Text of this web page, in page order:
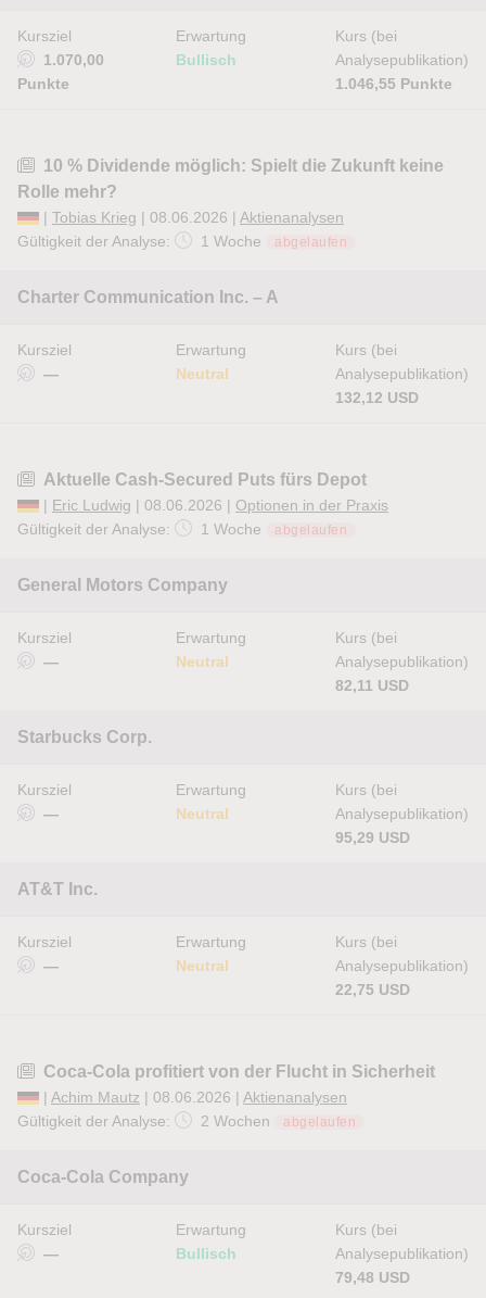
Kursziel
1.070,00
Punkte
Erwartung
Bullisch
Kurs (bei
Analysepublikation)
1.046,55 Punkte
10 % Dividende möglich: Spielt die Zukunft keine
Rolle mehr?
| Tobias Krieg | 08.06.2026 | Aktienanalysen
Gültigkeit der Analyse:
1 Woche abgelaufen
Charter Communication Inc. – A
Kursziel
—
Erwartung
Neutral
Kurs (bei
Analysepublikation)
132,12 USD
Aktuelle Cash-Secured Puts fürs Depot
| Eric Ludwig | 08.06.2026 | Optionen in der Praxis
Gültigkeit der Analyse:
1 Woche abgelaufen
General Motors Company
Kursziel
—
Erwartung
Neutral
Kurs (bei
Analysepublikation)
82,11 USD
Starbucks Corp.
Kursziel
—
Erwartung
Neutral
Kurs (bei
Analysepublikation)
95,29 USD
AT&T Inc.
Kursziel
—
Erwartung
Neutral
Kurs (bei
Analysepublikation)
22,75 USD
Coca-Cola profitiert von der Flucht in Sicherheit
| Achim Mautz | 08.06.2026 | Aktienanalysen
Gültigkeit der Analyse:
2 Wochen abgelaufen
Coca-Cola Company
Kursziel
—
Erwartung
Bullisch
Kurs (bei
Analysepublikation)
79,48 USD